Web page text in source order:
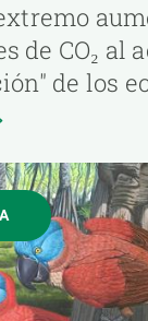
de CO₂ al
de los